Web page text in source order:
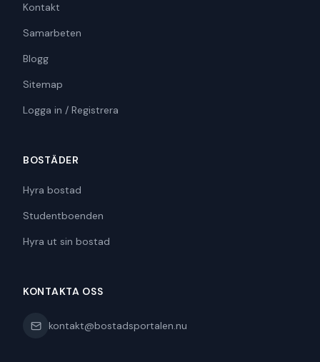
Kontakt
Samarbeten
Blogg
Sitemap
Logga in / Registrera
BOSTÄDER
Hyra bostad
Studentboenden
Hyra ut sin bostad
KONTAKTA OSS
kontakt@bostadsportalen.nu